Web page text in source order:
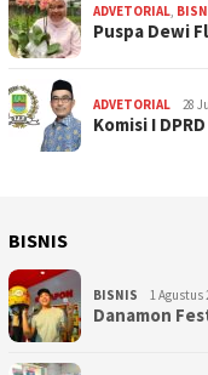
ADVETORIAL
Puspa Dewi
ADVETORIAL 28
Komisi I
BISNIS
BISNIS 1 Agustus
Danamon